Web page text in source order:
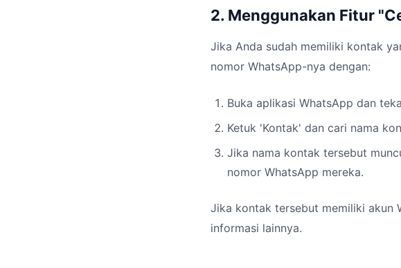
2. Menggunakan Fitur
Jika Anda sudah memiliki kontak
nomor WhatsApp-nya dengan:
Buka aplikasi WhatsApp dan
Ketuk 'Kontak' dan cari nama
Jika nama kontak tersebut
nomor WhatsApp mereka.
Jika kontak tersebut memiliki akun
informasi lainnya.